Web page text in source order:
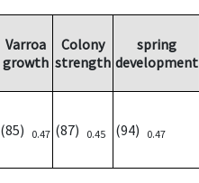
Varroa
growth
Colony
strength
spring
development
(85) 0.47 (87) 0.45 (94) 0.47